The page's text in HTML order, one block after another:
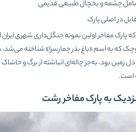
چشمه و یخچال طبیعی قدیمی
در اصلی پارک
پارک مفاخر اولین نمونه جنگل‌داری شهری
که به‌ اسم «باغ بذر چمارسرا» شناخته می‌شد،
زمین بود، به‌جز چاله‌ای انباشته از برگ و
است.
به پارک مفاخر رشت